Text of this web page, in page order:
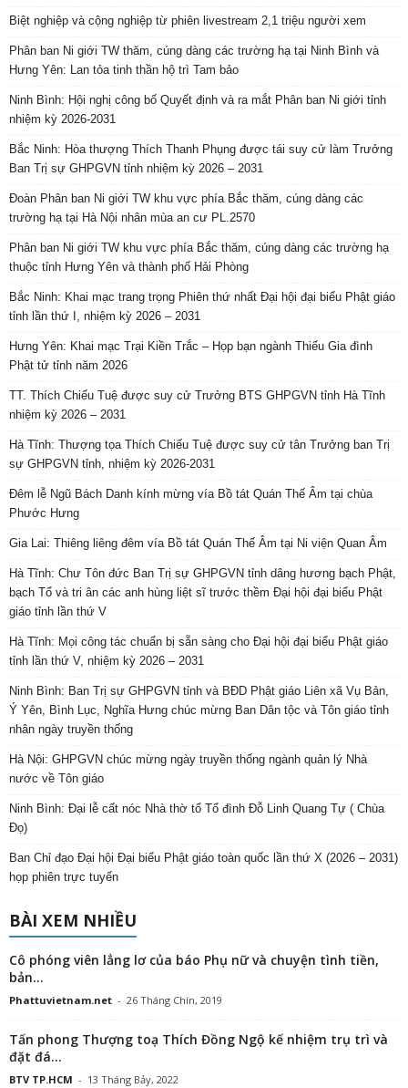
Biệt nghiệp và cộng nghiệp từ phiên livestream 2,1 triệu người xem
Phân ban Ni giới TW thăm, cúng dàng các trường hạ tại Ninh Bình và
Hưng Yên: Lan tỏa tinh thần hộ trì Tam bảo
Ninh Bình: Hội nghị công bố Quyết định và ra mắt Phân ban Ni giới tỉnh
nhiệm kỳ 2026-2031
Bắc Ninh: Hòa thượng Thích Thanh Phụng được tái suy cử làm Trưởng
Ban Trị sự GHPGVN tỉnh nhiệm kỳ 2026 – 2031
Đoàn Phân ban Ni giới TW khu vực phía Bắc thăm, cúng dàng các
trường hạ tại Hà Nội nhân mùa an cư PL.2570
Phân ban Ni giới TW khu vực phía Bắc thăm, cúng dàng các trường hạ
thuộc tỉnh Hưng Yên và thành phố Hải Phòng
Bắc Ninh: Khai mạc trang trọng Phiên thứ nhất Đại hội đại biểu Phật giáo
tỉnh lần thứ I, nhiệm kỳ 2026 – 2031
Hưng Yên: Khai mạc Trại Kiền Trắc – Họp bạn ngành Thiếu Gia đình
Phật tử tỉnh năm 2026
TT. Thích Chiếu Tuệ được suy cử Trưởng BTS GHPGVN tỉnh Hà Tĩnh
nhiệm kỳ 2026 – 2031
Hà Tĩnh: Thượng tọa Thích Chiếu Tuệ được suy cử tân Trưởng ban Trị
sự GHPGVN tỉnh, nhiệm kỳ 2026-2031
Đêm lễ Ngũ Bách Danh kính mừng vía Bồ tát Quán Thế Âm tại chùa
Phước Hưng
Gia Lai: Thiêng liêng đêm vía Bồ tát Quán Thế Âm tại Ni viện Quan Âm
Hà Tĩnh: Chư Tôn đức Ban Trị sự GHPGVN tỉnh dâng hương bạch Phật,
bạch Tổ và tri ân các anh hùng liệt sĩ trước thềm Đại hội đại biểu Phật
giáo tỉnh lần thứ V
Hà Tĩnh: Mọi công tác chuẩn bị sẵn sàng cho Đại hội đại biểu Phật giáo
tỉnh lần thứ V, nhiệm kỳ 2026 – 2031
Ninh Bình: Ban Trị sự GHPGVN tỉnh và BĐD Phật giáo Liên xã Vụ Bản,
Ý Yên, Bình Lục, Nghĩa Hưng chúc mừng Ban Dân tộc và Tôn giáo tỉnh
nhân ngày truyền thống
Hà Nội: GHPGVN chúc mừng ngày truyền thống ngành quản lý Nhà
nước về Tôn giáo
Ninh Bình: Đại lễ cất nóc Nhà thờ tổ Tổ đình Đỗ Linh Quang Tự ( Chùa
Đọ)
Ban Chỉ đạo Đại hội Đại biểu Phật giáo toàn quốc lần thứ X (2026 – 2031)
họp phiên trực tuyến
BÀI XEM NHIỀU
Cô phóng viên lẳng lơ của báo Phụ nữ và chuyện tình tiền,
bản...
Phattuvietnam.net - 26 Tháng Chín, 2019
Tấn phong Thượng toạ Thích Đồng Ngộ kế nhiệm trụ trì và
đặt đá...
BTV TP.HCM - 13 Tháng Bảy, 2022